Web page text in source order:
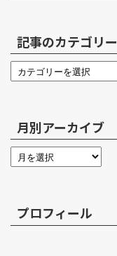
記事のカテゴリー
月別アーカイブ
プロフィール